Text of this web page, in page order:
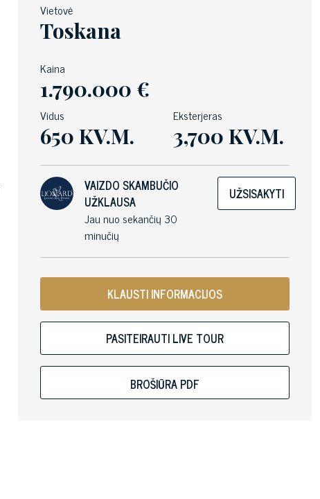
Vietovė
Toskana
Kaina
1.790.000 €
Vidus
650 KV.M.
Eksterjeras
3,700 KV.M.
VAIZDO SKAMBUČIO
UŽKLAUSA
Jau nuo sekančių 30
minučių
UŽSISAKYTI
KLAUSTI INFORMACIJOS
PASITEIRAUTI LIVE TOUR
BROŠIŪRA PDF